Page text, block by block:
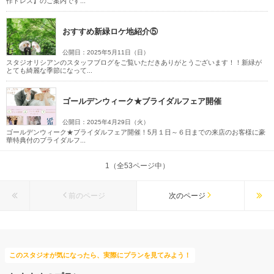
おすすめ新緑ロケ地紹介⑤
公開日：2025年5月11日（日）
スタジオリシアンのスタッフブログをご覧いただきありがとうございます！！新緑が
とても綺麗な季節になって...
ゴールデンウィーク★ブライダルフェア開催
公開日：2025年4月29日（火）
ゴールデンウィーク★ブライダルフェア開催！5月１日～６日までの来店のお客様に豪
華特典付のブライダルフ...
1（全53ページ中）
前のページ 次のページ
このスタジオが気になったら、実際にプランを見てみよう！